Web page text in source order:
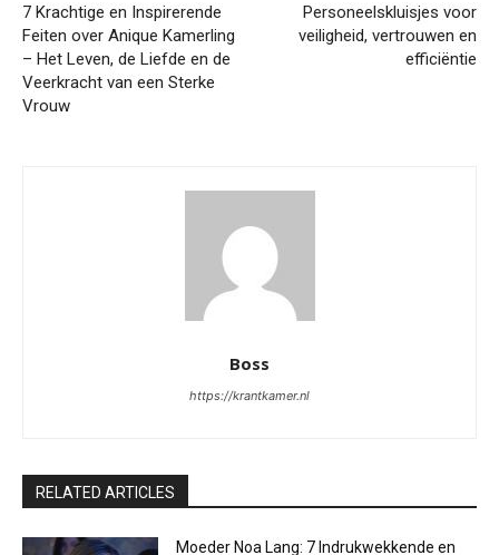
7 Krachtige en Inspirerende
Feiten over Anique Kamerling
– Het Leven, de Liefde en de
Veerkracht van een Sterke
Vrouw
Personeelskluisjes voor
veiligheid, vertrouwen en
efficiëntie
Boss
https://krantkamer.nl
RELATED ARTICLES
Moeder Noa Lang: 7 Indrukwekkende en